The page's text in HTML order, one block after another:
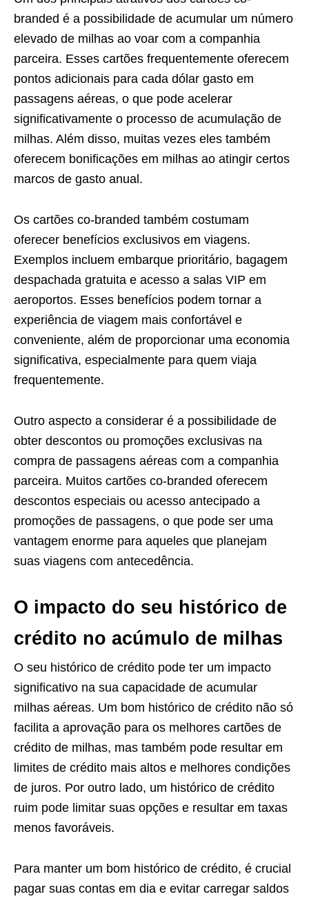
branded é a possibilidade de acumular um número
elevado de milhas ao voar com a companhia
parceira. Esses cartões frequentemente oferecem
pontos adicionais para cada dólar gasto em
passagens aéreas, o que pode acelerar
significativamente o processo de acumulação de
milhas. Além disso, muitas vezes eles também
oferecem bonificações em milhas ao atingir certos
marcos de gasto anual.
Os cartões co-branded também costumam
oferecer benefícios exclusivos em viagens.
Exemplos incluem embarque prioritário, bagagem
despachada gratuita e acesso a salas VIP em
aeroportos. Esses benefícios podem tornar a
experiência de viagem mais confortável e
conveniente, além de proporcionar uma economia
significativa, especialmente para quem viaja
frequentemente.
Outro aspecto a considerar é a possibilidade de
obter descontos ou promoções exclusivas na
compra de passagens aéreas com a companhia
parceira. Muitos cartões co-branded oferecem
descontos especiais ou acesso antecipado a
promoções de passagens, o que pode ser uma
vantagem enorme para aqueles que planejam
suas viagens com antecedência.
O impacto do seu histórico de
crédito no acúmulo de milhas
O seu histórico de crédito pode ter um impacto
significativo na sua capacidade de acumular
milhas aéreas. Um bom histórico de crédito não só
facilita a aprovação para os melhores cartões de
crédito de milhas, mas também pode resultar em
limites de crédito mais altos e melhores condições
de juros. Por outro lado, um histórico de crédito
ruim pode limitar suas opções e resultar em taxas
menos favoráveis.
Para manter um bom histórico de crédito, é crucial
pagar suas contas em dia e evitar carregar saldos